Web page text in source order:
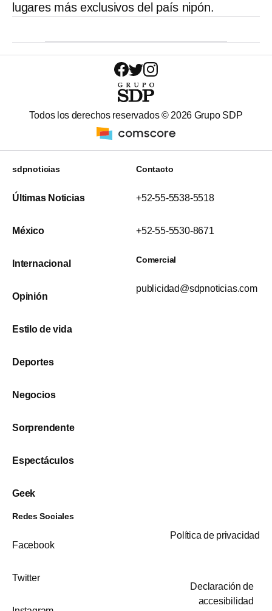
lugares más exclusivos del país nipón.
Todos los derechos reservados © 2026 Grupo SDP
sdpnoticias
Últimas Noticias
México
Internacional
Opinión
Estilo de vida
Deportes
Negocios
Sorprendente
Espectáculos
Geek
Contacto
+52-55-5538-5518
+52-55-5530-8671
Comercial
publicidad@sdpnoticias.com
Redes Sociales
Facebook
Twitter
Política de privacidad
Declaración de
accesibilidad